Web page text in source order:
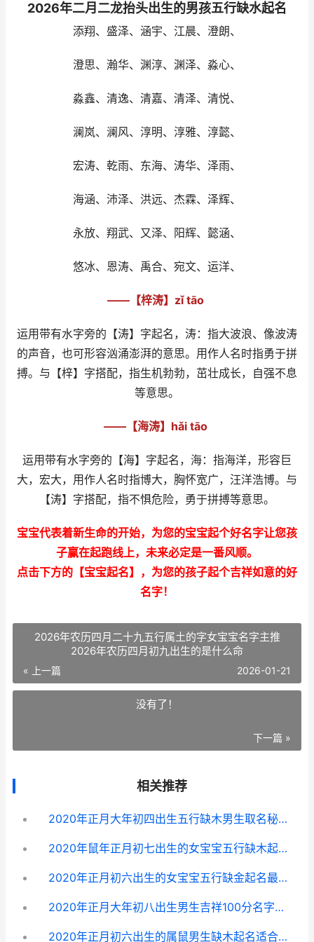
2026年二月二龙抬头出生的男孩五行缺水起名
添翔、盛泽、涵宇、江晨、澄朗、
澄思、瀚华、渊淳、渊泽、淼心、
淼鑫、清逸、清嘉、清泽、清悦、
澜岚、澜风、淳明、淳雅、淳懿、
宏涛、乾雨、东海、涛华、泽雨、
海涵、沛泽、洪远、杰霖、泽辉、
永放、翔武、又泽、阳辉、懿涵、
悠冰、恩涛、禹合、宛文、运洋、
——【梓涛】zǐ tāo
运用带有水字旁的【涛】字起名，涛：指大波浪、像波涛
的声音，也可形容汹涌澎湃的意思。用作人名时指勇于拼
搏。与【梓】字搭配，指生机勃勃，茁壮成长，自强不息
等意思。
——【海涛】hǎi tāo
运用带有水字旁的【海】字起名，海：指海洋，形容巨
大，宏大，用作人名时指博大，胸怀宽广，汪洋浩博。与
【涛】字搭配，指不惧危险，勇于拼搏等意思。
宝宝代表着新生命的开始，为您的宝宝起个好名字让您孩
子赢在起跑线上，未来必定是一番风顺。
点击下方的【宝宝起名】，为您的孩子起个吉祥如意的好
名字！
2026年农历四月二十九五行属土的字女宝宝名字主推
2026年农历四月初九出生的是什么命
« 上一篇 2026-01-21
没有了！
下一篇 »
相关推荐
2020年正月大年初四出生五行缺木男生取名秘籍 2020年正月是几月份?
2020年鼠年正月初七出生的女宝宝五行缺木起名吉祥字锦集 2020年鼠正月十二晚上十点出生名字李泽皓
2020年正月初六出生的女宝宝五行缺金起名最好的字 2020年正月初六过生日好不好
2020年正月大年初八出生男生吉祥100分名字精选 2020年的正月
2020年正月初六出生的属鼠男生缺木起名适合用啥子字 2020年正月初六黄历查询